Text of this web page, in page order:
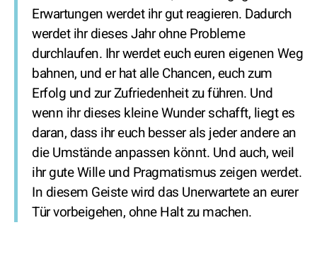
Erwartungen werdet ihr gut reagieren. Dadurch
werdet ihr dieses Jahr ohne Probleme
durchlaufen. Ihr werdet euch euren eigenen Weg
bahnen, und er hat alle Chancen, euch zum
Erfolg und zur Zufriedenheit zu führen. Und
wenn ihr dieses kleine Wunder schafft, liegt es
daran, dass ihr euch besser als jeder andere an
die Umstände anpassen könnt. Und auch, weil
ihr gute Wille und Pragmatismus zeigen werdet.
In diesem Geiste wird das Unerwartete an eurer
Tür vorbeigehen, ohne Halt zu machen.